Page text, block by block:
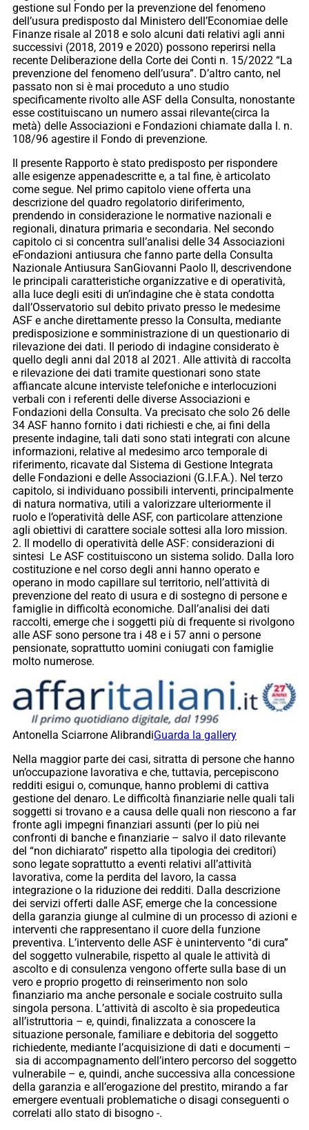
gestione sul Fondo per la prevenzione del fenomeno
dell’usura predisposto dal Ministero dell’Economiae delle
Finanze risale al 2018 e solo alcuni dati relativi agli anni
successivi (2018, 2019 e 2020) possono reperirsi nella
recente Deliberazione della Corte dei Conti n. 15/2022 “La
prevenzione del fenomeno dell’usura”. D’altro canto, nel
passato non si è mai proceduto a uno studio
specificamente rivolto alle ASF della Consulta, nonostante
esse costituiscano un numero assai rilevante(circa la
metà) delle Associazioni e Fondazioni chiamate dalla l. n.
108/96 agestire il Fondo di prevenzione.
Il presente Rapporto è stato predisposto per rispondere
alle esigenze appenadescritte e, a tal fine, è articolato
come segue. Nel primo capitolo viene offerta una
descrizione del quadro regolatorio diriferimento,
prendendo in considerazione le normative nazionali e
regionali, dinatura primaria e secondaria. Nel secondo
capitolo ci si concentra sull’analisi delle 34 Associazioni
eFondazioni antiusura che fanno parte della Consulta
Nazionale Antiusura SanGiovanni Paolo II, descrivendone
le principali caratteristiche organizzative e di operatività,
alla luce degli esiti di un’indagine che è stata condotta
dall’Osservatorio sul debito privato presso le medesime
ASF e anche direttamente presso la Consulta, mediante
predisposizione e somministrazione di un questionario di
rilevazione dei dati. Il periodo di indagine considerato è
quello degli anni dal 2018 al 2021. Alle attività di raccolta
e rilevazione dei dati tramite questionari sono state
affiancate alcune interviste telefoniche e interlocuzioni
verbali con i referenti delle diverse Associazioni e
Fondazioni della Consulta. Va precisato che solo 26 delle
34 ASF hanno fornito i dati richiesti e che, ai fini della
presente indagine, tali dati sono stati integrati con alcune
informazioni, relative al medesimo arco temporale di
riferimento, ricavate dal Sistema di Gestione Integrata
delle Fondazioni e delle Associazioni (G.I.F.A.). Nel terzo
capitolo, si individuano possibili interventi, principalmente
di natura normativa, utili a valorizzare ulteriormente il
ruolo e l’operatività delle ASF, con particolare attenzione
agli obiettivi di carattere sociale sottesi alla loro mission.
2. Il modello di operatività delle ASF: considerazioni di
sintesi Le ASF costituiscono un sistema solido. Dalla loro
costituzione e nel corso degli anni hanno operato e
operano in modo capillare sul territorio, nell’attività di
prevenzione del reato di usura e di sostegno di persone e
famiglie in difficoltà economiche. Dall’analisi dei dati
raccolti, emerge che i soggetti più di frequente si rivolgono
alle ASF sono persone tra i 48 e i 57 anni o persone
pensionate, soprattutto uomini coniugati con famiglie
molto numerose.
Antonella Sciarrone AlibrandiGuarda la gallery
Nella maggior parte dei casi, sitratta di persone che hanno
un’occupazione lavorativa e che, tuttavia, percepiscono
redditi esigui o, comunque, hanno problemi di cattiva
gestione del denaro. Le difficoltà finanziarie nelle quali tali
soggetti si trovano e a causa delle quali non riescono a far
fronte agli impegni finanziari assunti (per lo più nei
confronti di banche e finanziarie – salvo il dato rilevante
del “non dichiarato” rispetto alla tipologia dei creditori)
sono legate soprattutto a eventi relativi all’attività
lavorativa, come la perdita del lavoro, la cassa
integrazione o la riduzione dei redditi. Dalla descrizione
dei servizi offerti dalle ASF, emerge che la concessione
della garanzia giunge al culmine di un processo di azioni e
interventi che rappresentano il cuore della funzione
preventiva. L’intervento delle ASF è unintervento “di cura”
del soggetto vulnerabile, rispetto al quale le attività di
ascolto e di consulenza vengono offerte sulla base di un
vero e proprio progetto di reinserimento non solo
finanziario ma anche personale e sociale costruito sulla
singola persona. L’attività di ascolto è sia propedeutica
all’istruttoria – e, quindi, finalizzata a conoscere la
situazione personale, familiare e debitoria del soggetto
richiedente, mediante l’acquisizione di dati e documenti –
sia di accompagnamento dell’intero percorso del soggetto
vulnerabile – e, quindi, anche successiva alla concessione
della garanzia e all’erogazione del prestito, mirando a far
emergere eventuali problematiche o disagi conseguenti o
correlati allo stato di bisogno -.